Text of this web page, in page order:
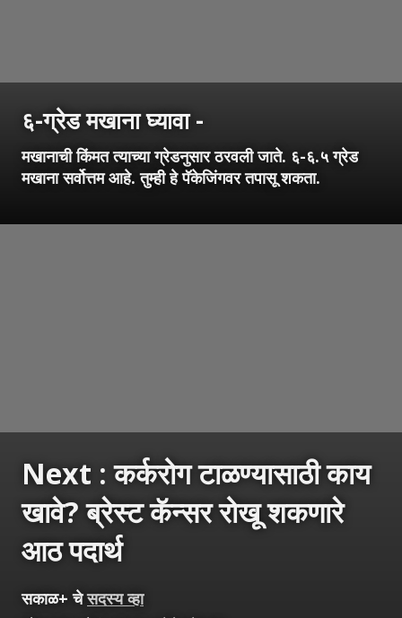
६-ग्रेड मखाना घ्यावा -
मखानाची किंमत त्याच्या ग्रेडनुसार ठरवली जाते. ६-६.५ ग्रेड
मखाना सर्वोत्तम आहे. तुम्ही हे पॅकेजिंगवर तपासू शकता.
Next : कर्करोग टाळण्यासाठी काय
खावे? ब्रेस्ट कॅन्सर रोखू शकणारे
आठ पदार्थ
सकाळ+ चेसदस्य व्हा